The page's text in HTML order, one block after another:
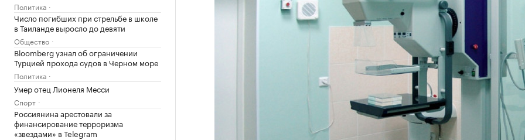
Политика
Число погибших при стрельбе в школе
в Таиланде выросло до девяти
Общество
Bloomberg узнал об ограничении
Турцией прохода судов в Черном море
Политика
Умер отец Лионеля Месси
Спорт
Россиянина арестовали за
финансирование терроризма
«звездами» в Telegram